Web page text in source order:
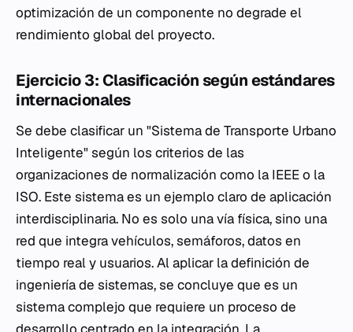
optimización de un componente no degrade el
rendimiento global del proyecto.
Ejercicio 3: Clasificación según estándares
internacionales
Se debe clasificar un "Sistema de Transporte Urbano
Inteligente" según los criterios de las
organizaciones de normalización como la IEEE o la
ISO. Este sistema es un ejemplo claro de aplicación
interdisciplinaria. No es solo una vía física, sino una
red que integra vehículos, semáforos, datos en
tiempo real y usuarios. Al aplicar la definición de
ingeniería de sistemas, se concluye que es un
sistema complejo que requiere un proceso de